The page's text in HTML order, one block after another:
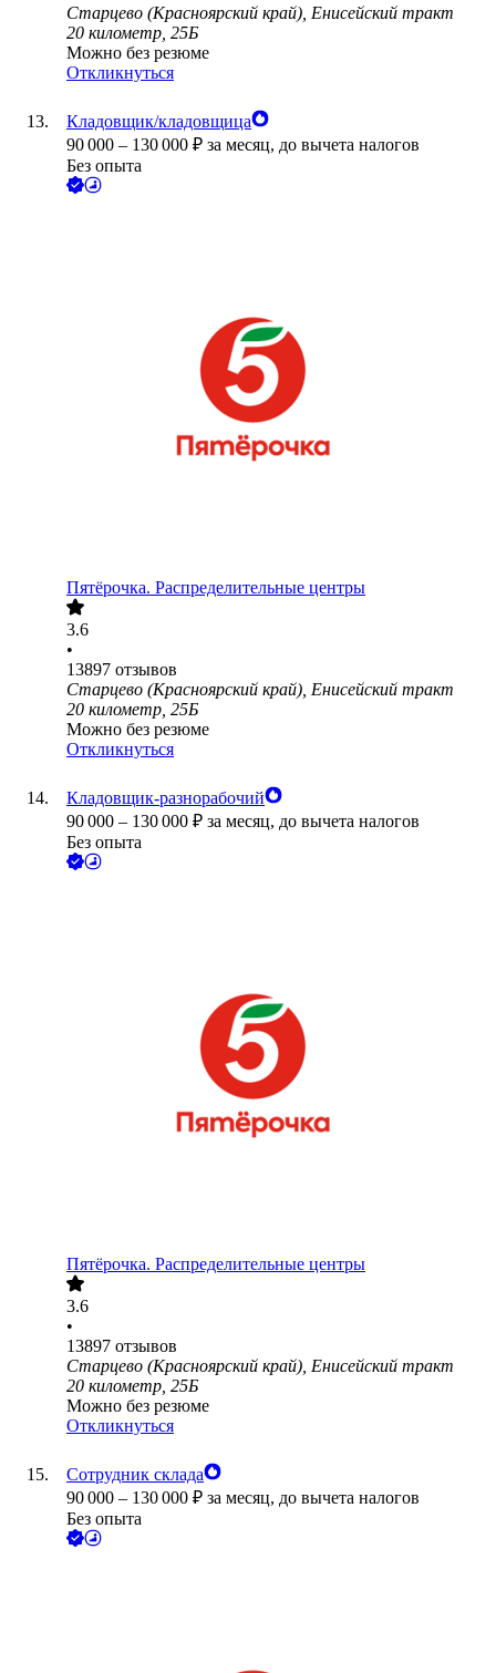
Старцево (Красноярский край), Енисейский тракт
20 километр, 25Б
Можно без резюме
Откликнуться
Кладовщик/кладовщица
90 000 – 130 000 ₽ за месяц, до вычета налогов
Без опыта
Пятёрочка. Распределительные центры
3.6
•
13897 отзывов
Старцево (Красноярский край), Енисейский тракт
20 километр, 25Б
Можно без резюме
Откликнуться
Кладовщик-разнорабочий
90 000 – 130 000 ₽ за месяц, до вычета налогов
Без опыта
Пятёрочка. Распределительные центры
3.6
•
13897 отзывов
Старцево (Красноярский край), Енисейский тракт
20 километр, 25Б
Можно без резюме
Откликнуться
Сотрудник склада
90 000 – 130 000 ₽ за месяц, до вычета налогов
Без опыта